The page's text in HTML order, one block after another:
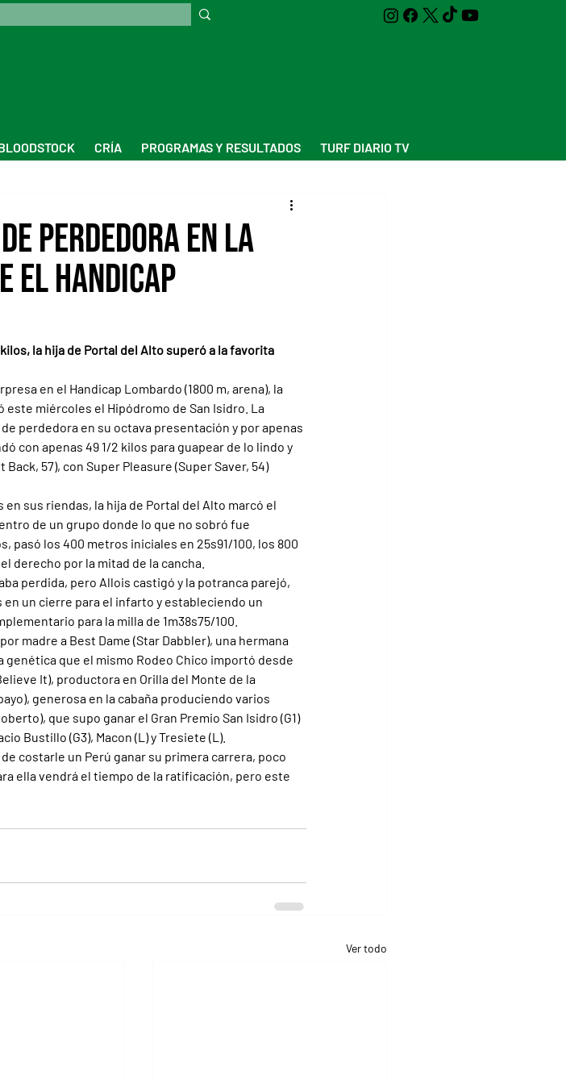
CRÍA PROGRAMAS Y RESULTADOS TURF DIARIO TV
perdedora en la
Handicap
la hija de Portal del Alto superó a la favorita
en el Handicap Lombardo (1800 m, arena), la
miércoles el Hipódromo de San Isidro. La
perdedora en su octava presentación y por apenas
con apenas 49 1/2 kilos para guapear de lo lindo y
57), con Super Pleasure (Super Saver, 54)
sus riendas, la hija de Portal del Alto marcó el
de un grupo donde lo que no sobró fue
los 400 metros iniciales en 25s91/100, los 800
derecho por la mitad de la cancha.
perdida, pero Allois castigó y la potranca parejó,
un cierre para el infarto y estableciendo un
para la milla de 1m38s75/100.
madre a Best Dame (Star Dabbler), una hermana
genética que el mismo Rodeo Chico importó desde
It), productora en Orilla del Monte de la
generosa en la cabaña produciendo varios
que supo ganar el Gran Premio San Isidro (G1)
Bustillo (G3), Macon (L) y Tresiete (L).
costarle un Perú ganar su primera carrera, poco
ella vendrá el tiempo de la ratificación, pero este
Ver todo